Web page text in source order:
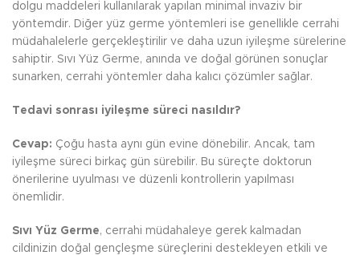
dolgu maddeleri kullanılarak yapılan minimal invaziv bir
yöntemdir. Diğer yüz germe yöntemleri ise genellikle cerrahi
müdahalelerle gerçekleştirilir ve daha uzun iyileşme sürelerine
sahiptir. Sıvı Yüz Germe, anında ve doğal görünen sonuçlar
sunarken, cerrahi yöntemler daha kalıcı çözümler sağlar.
Tedavi sonrası iyileşme süreci nasıldır?
Cevap: Çoğu hasta aynı gün evine dönebilir. Ancak, tam
iyileşme süreci birkaç gün sürebilir. Bu süreçte doktorun
önerilerine uyulması ve düzenli kontrollerin yapılması
önemlidir.
Sıvı Yüz Germe, cerrahi müdahaleye gerek kalmadan
cildinizin doğal gençleşme süreçlerini destekleyen etkili ve